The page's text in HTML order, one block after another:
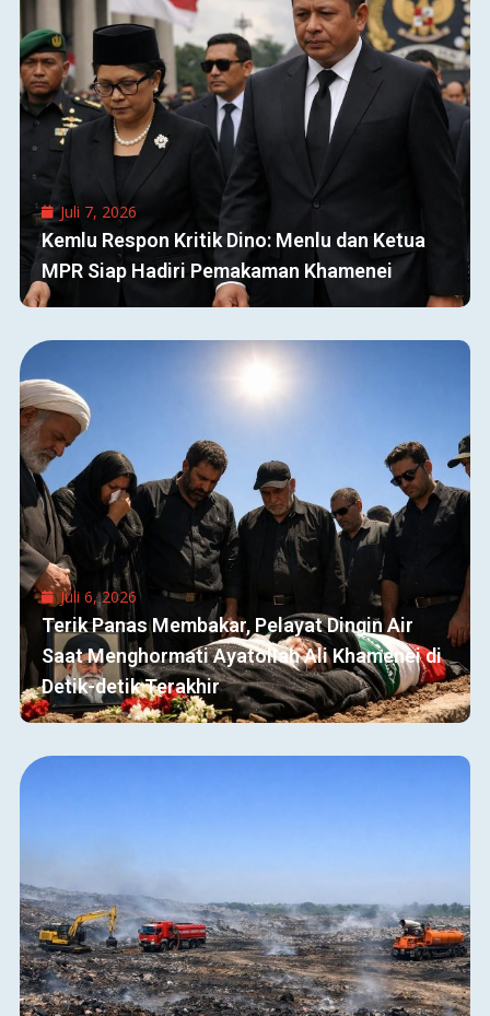
Juli 7, 2026
Kemlu Respon Kritik Dino: Menlu dan Ketua
MPR Siap Hadiri Pemakaman Khamenei
Juli 6, 2026
Terik Panas Membakar, Pelayat Dingin Air
Saat Menghormati Ayatollah Ali Khamenei di
Detik-detik Terakhir